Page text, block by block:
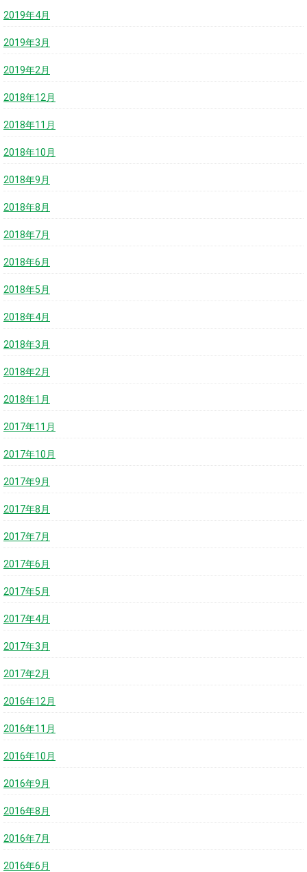
2019年4月
2019年3月
2019年2月
2018年12月
2018年11月
2018年10月
2018年9月
2018年8月
2018年7月
2018年6月
2018年5月
2018年4月
2018年3月
2018年2月
2018年1月
2017年11月
2017年10月
2017年9月
2017年8月
2017年7月
2017年6月
2017年5月
2017年4月
2017年3月
2017年2月
2016年12月
2016年11月
2016年10月
2016年9月
2016年8月
2016年7月
2016年6月